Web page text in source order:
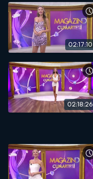
02:17:10
02:18:26